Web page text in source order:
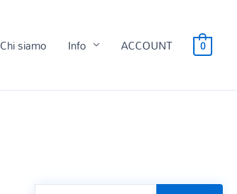
Chi siamo Info ACCOUNT 0